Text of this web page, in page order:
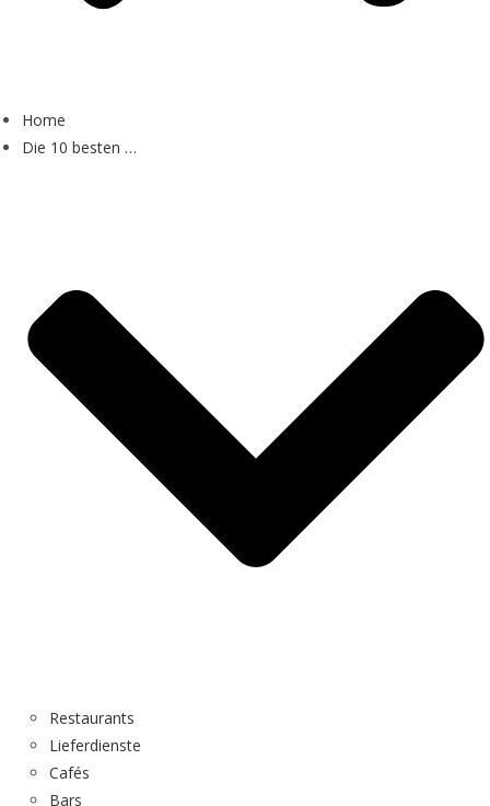
Home
Die 10 besten …
Restaurants
Lieferdienste
Cafés
Bars